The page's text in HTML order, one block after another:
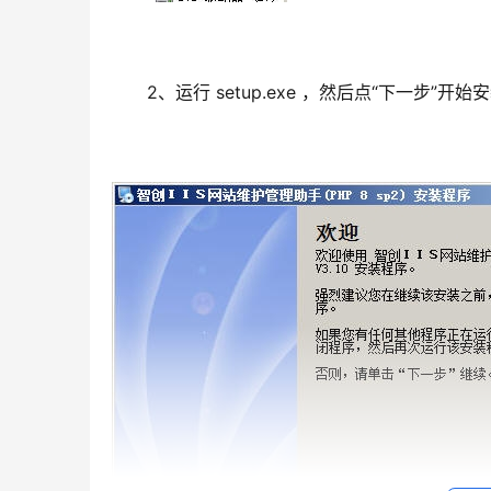
2、运行 setup.exe ，然后点“下一步”开始